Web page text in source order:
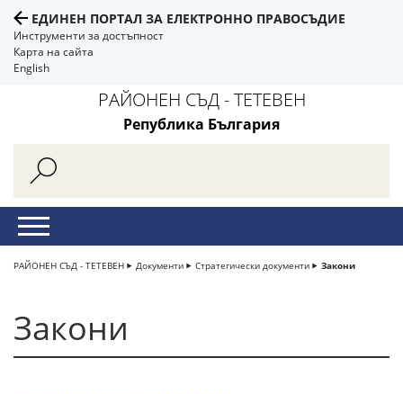
ЕДИНЕН ПОРТАЛ ЗА ЕЛЕКТРОННО ПРАВОСЪДИЕ
Инструменти за достъпност
Карта на сайта
English
РАЙОНЕН СЪД - ТЕТЕВЕН
Република България
РАЙОНЕН СЪД - ТЕТЕВЕН Документи Стратегически документи Закони
Закони